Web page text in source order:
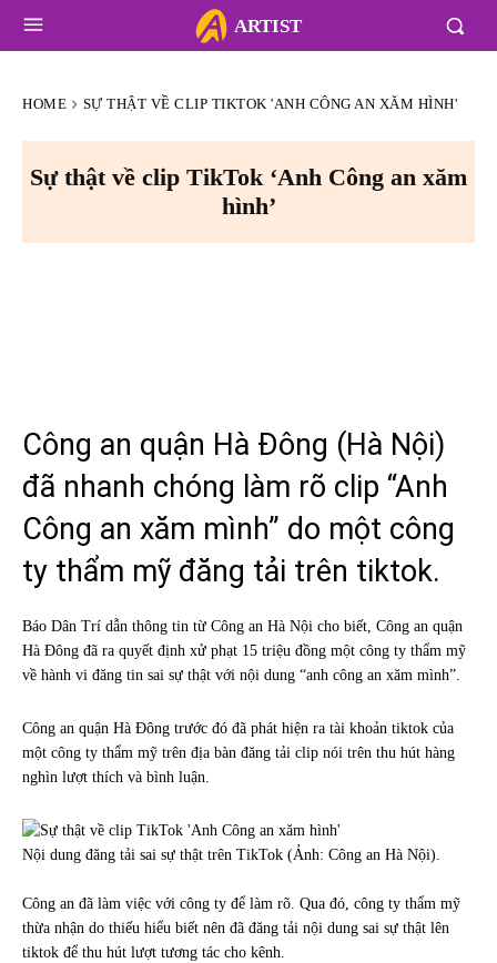
ARTIST
HOME SỰ THẬT VỀ CLIP TIKTOK 'ANH CÔNG AN XĂM HÌNH'
Sự thật về clip TikTok ‘Anh Công an xăm
hình’
Công an quận Hà Đông (Hà Nội)
đã nhanh chóng làm rõ clip “Anh
Công an xăm mình” do một công
ty thẩm mỹ đăng tải trên tiktok.
Báo Dân Trí dẫn thông tin từ Công an Hà Nội cho biết, Công an quận
Hà Đông đã ra quyết định xử phạt 15 triệu đồng một công ty thẩm mỹ
về hành vi đăng tin sai sự thật với nội dung “anh công an xăm mình”.
Công an quận Hà Đông trước đó đã phát hiện ra tài khoản tiktok của
một công ty thẩm mỹ trên địa bàn đăng tải clip nói trên thu hút hàng
nghìn lượt thích và bình luận.
Nội dung đăng tải sai sự thật trên TikTok (Ảnh: Công an Hà Nội).
Công an đã làm việc với công ty để làm rõ. Qua đó, công ty thẩm mỹ
thừa nhận do thiếu hiểu biết nên đã đăng tải nội dung sai sự thật lên
tiktok để thu hút lượt tương tác cho kênh.